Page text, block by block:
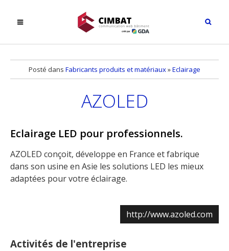
Posté dans Fabricants produits et matériaux»Eclairage
AZOLED
Eclairage LED pour professionnels.
AZOLED conçoit, développe en France et fabrique
dans son usine en Asie les solutions LED les mieux
adaptées pour votre éclairage.
http://www.azoled.com
Activités de l'entreprise